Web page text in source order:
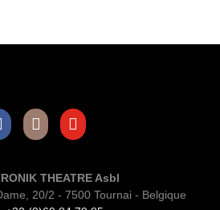
THEATRE Asbl
20/2 - 7500 Tournai - Belgique